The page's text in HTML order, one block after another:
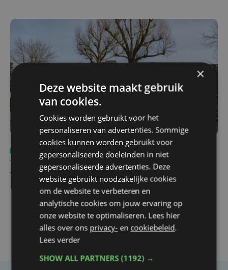
wo 5 augustus | 11:57
Vier Oostendse gynaecologen versterken dienst in AZ
West, dat ook een nieuwe voltijdse gynaecoloog
verwelkomt
×
Deze website maakt gebruik
van cookies.
Cookies worden gebruikt voor het
personaliseren van advertenties. Sommige
cookies kunnen worden gebruikt voor
gepersonaliseerde doeleinden in niet
gepersonaliseerde advertenties. Deze
website gebruikt noodzakelijke cookies
om de website te verbeteren en
analytische cookies om jouw ervaring op
onze website te optimaliseren. Lees hier
alles over ons privacy- en cookiebeleid.
Lees verder
SHOW ALL PARTNERS(1192) →